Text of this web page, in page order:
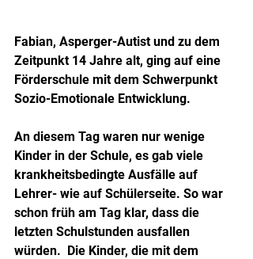
Fabian, Asperger-Autist und zu dem
Zeitpunkt 14 Jahre alt, ging auf eine
Förderschule mit dem Schwerpunkt
Sozio-Emotionale Entwicklung.
An diesem Tag waren nur wenige
Kinder in der Schule, es gab viele
krankheitsbedingte Ausfälle auf
Lehrer- wie auf Schülerseite. So war
schon früh am Tag klar, dass die
letzten Schulstunden ausfallen
würden.  Die Kinder, die mit dem